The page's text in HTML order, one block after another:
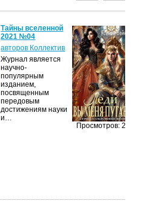
Тайны вселенной
2021 №04
авторов Коллектив
Журнал является
научно-
популярным
изданием,
посвященным
передовым
достижениям науки
и…
Просмотров: 211